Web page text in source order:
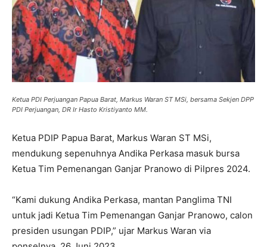
Ketua PDI Perjuangan Papua Barat, Markus Waran ST MSi, bersama Sekjen DPP
PDI Perjuangan, DR Ir Hasto Kristiyanto MM.
Ketua PDIP Papua Barat, Markus Waran ST MSi,
mendukung sepenuhnya Andika Perkasa masuk bursa
Ketua Tim Pemenangan Ganjar Pranowo di Pilpres 2024.
“Kami dukung Andika Perkasa, mantan Panglima TNI
untuk jadi Ketua Tim Pemenangan Ganjar Pranowo, calon
presiden usungan PDIP,” ujar Markus Waran via